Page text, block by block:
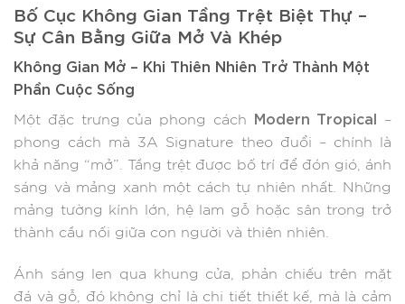
Bố Cục Không Gian Tầng Trệt Biệt Thự –
Sự Cân Bằng Giữa Mở Và Khép
Không Gian Mở – Khi Thiên Nhiên Trở Thành Một
Phần Cuộc Sống
Một đặc trưng của phong cách Modern Tropical –
phong cách mà 3A Signature theo đuổi – chính là
khả năng “mở”. Tầng trệt được bố trí để đón gió, ánh
sáng và mảng xanh một cách tự nhiên nhất. Những
mảng tường kính lớn, hệ lam gỗ hoặc sân trong trở
thành cầu nối giữa con người và thiên nhiên.
Ánh sáng len qua khung cửa, phản chiếu trên mặt
đá và gỗ, đó không chỉ là chi tiết thiết kế, mà là cảm